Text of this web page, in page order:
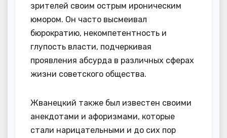
зрителей своим острым ироническим
юмором. Он часто высмеивал
бюрократию, некомпетентность и
глупость власти, подчеркивая
проявления абсурда в различных сферах
жизни советского общества.
Жванецкий также был известен своими
анекдотами и афоризмами, которые
стали нарицательными и до сих пор